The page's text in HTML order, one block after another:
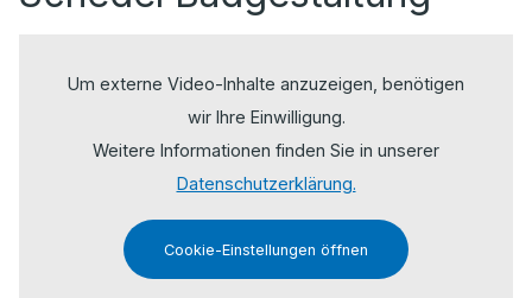
Um externe Video-Inhalte anzuzeigen, benötigen
wir Ihre Einwilligung.
Weitere Informationen finden Sie in unserer
Datenschutzerklärung.
Cookie-Einstellungen öffnen